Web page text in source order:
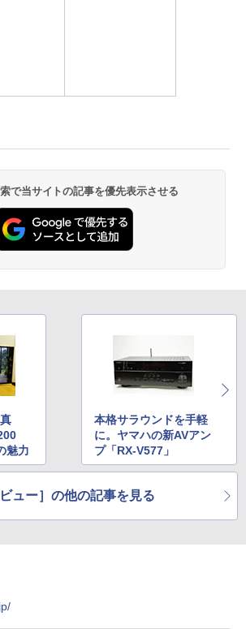
で当サイトの記事を優先表示させる
魅力
本格サラウンドを手軽
に。ヤマハの新AVアン
プ「RX-V577」
ビュー］の他の記事を見る